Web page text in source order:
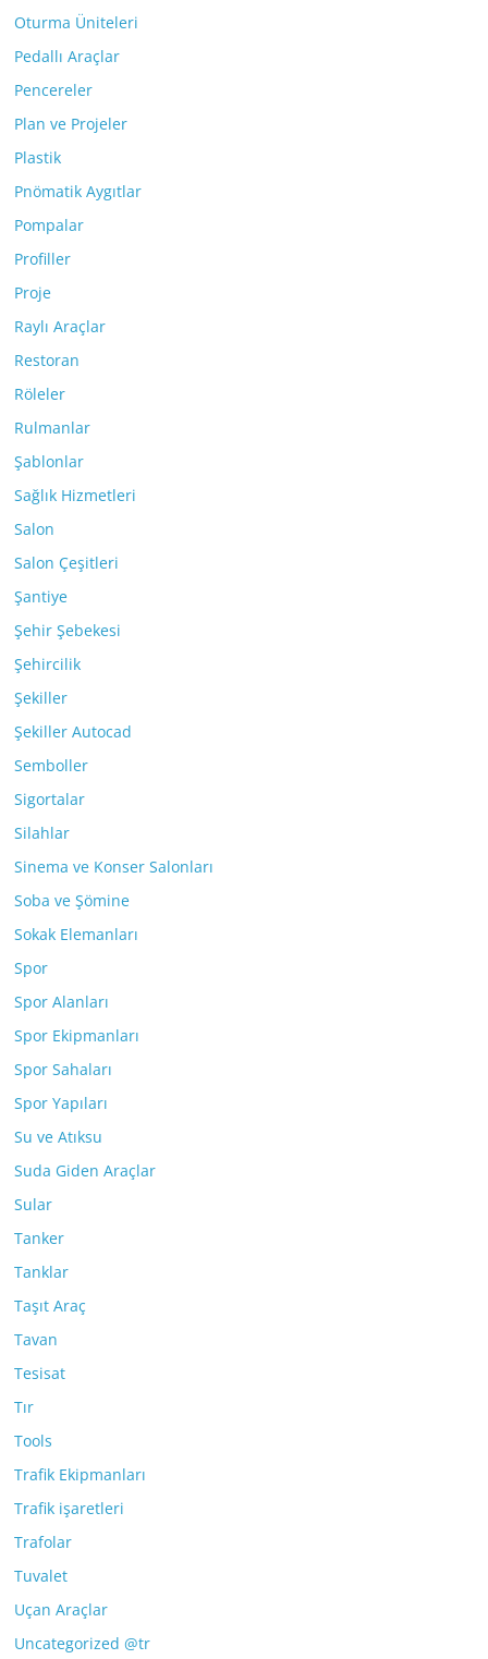
Oturma Üniteleri
Pedallı Araçlar
Pencereler
Plan ve Projeler
Plastik
Pnömatik Aygıtlar
Pompalar
Profiller
Proje
Raylı Araçlar
Restoran
Röleler
Rulmanlar
Şablonlar
Sağlık Hizmetleri
Salon
Salon Çeşitleri
Şantiye
Şehir Şebekesi
Şehircilik
Şekiller
Şekiller Autocad
Semboller
Sigortalar
Silahlar
Sinema ve Konser Salonları
Soba ve Şömine
Sokak Elemanları
Spor
Spor Alanları
Spor Ekipmanları
Spor Sahaları
Spor Yapıları
Su ve Atıksu
Suda Giden Araçlar
Sular
Tanker
Tanklar
Taşıt Araç
Tavan
Tesisat
Tır
Tools
Trafik Ekipmanları
Trafik işaretleri
Trafolar
Tuvalet
Uçan Araçlar
Uncategorized @tr